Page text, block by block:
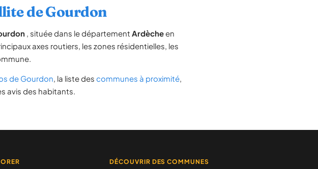
de Gourdon
, située dans le département Ardècheen
axes routiers, les zones résidentielles, les
de Gourdon, la liste des communes à proximité,
avis des habitants.
DÉCOUVRIR DES COMMUNES